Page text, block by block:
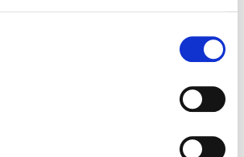
po raz kolejny na